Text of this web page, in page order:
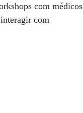
com médicos
com